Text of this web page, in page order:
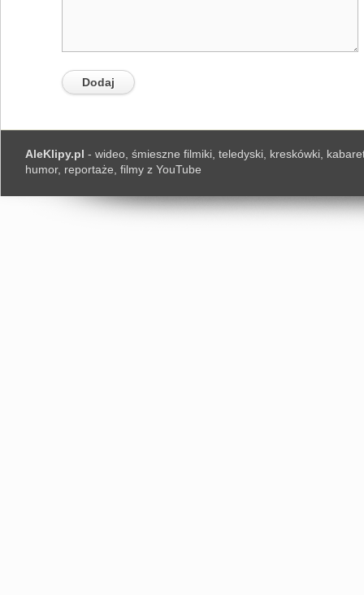
AleKlipy.pl - wideo, śmieszne filmiki, teledyski, kreskówki,
humor, reportaże, filmy z YouTube